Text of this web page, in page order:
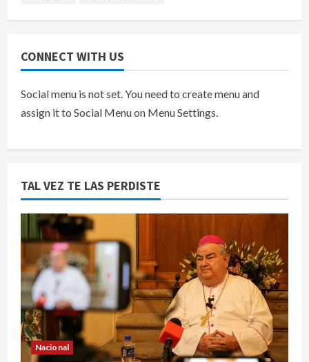
CONNECT WITH US
Social menu is not set. You need to create menu and
assign it to Social Menu on Menu Settings.
TAL VEZ TE LAS PERDISTE
Nacional